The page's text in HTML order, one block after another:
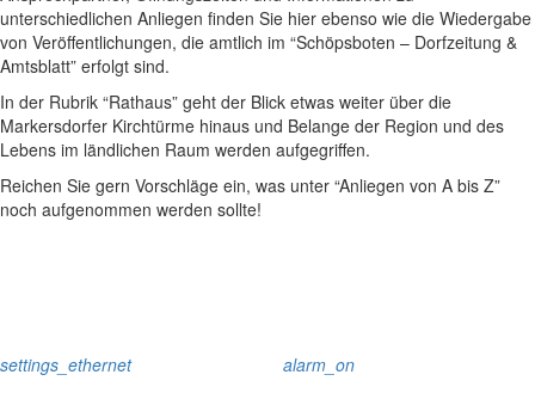
unterschiedlichen Anliegen finden Sie hier ebenso wie die Wiedergabe
von Veröffentlichungen, die amtlich im “Schöpsboten – Dorfzeitung &
Amtsblatt” erfolgt sind.
In der Rubrik “Rathaus” geht der Blick etwas weiter über die
Markersdorfer Kirchtürme hinaus und Belange der Region und des
Lebens im ländlichen Raum werden aufgegriffen.
Reichen Sie gern Vorschläge ein, was unter “Anliegen von A bis Z”
noch aufgenommen werden sollte!
settings_ethernet alarm_on